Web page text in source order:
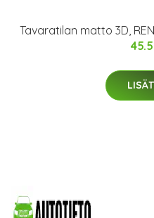
Tavaratilan matto 3D,